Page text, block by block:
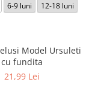
6-9 luni 12-18 luni
Model Ursuleti
cu fundita
21,99 Lei